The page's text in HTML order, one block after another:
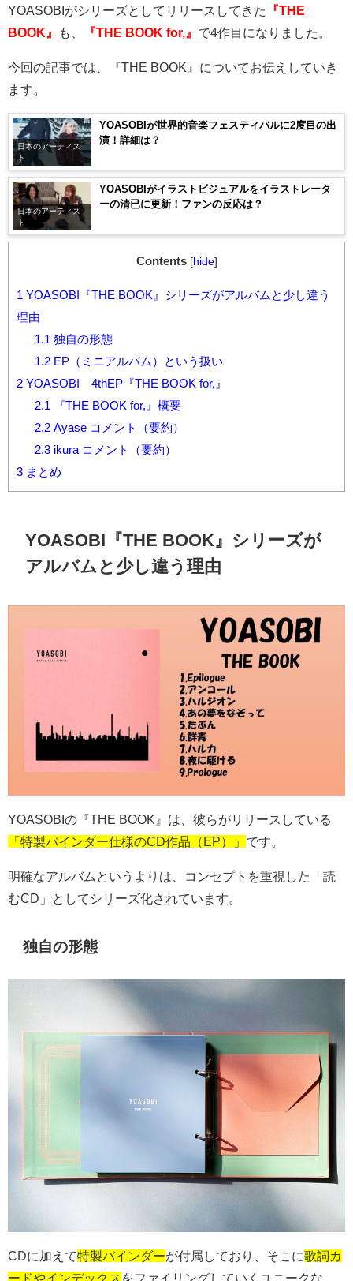
YOASOBIがシリーズとしてリリースしてきた
『THE
BOOK』
も、 『THE BOOK for,』 で4作目になりました。
今回の記事では、『THE BOOK』についてお伝えしていき
ます。
日本のアーティス
ト
YOASOBIが世界的音楽フェスティバルに2度目の出
演！詳細は？
日本のアーティス
ト
YOASOBIがイラストビジュアルをイラストレータ
ーの清已に更新！ファンの反応は？
Contents [hide]
1 YOASOBI『THE BOOK』シリーズがアルバムと少し違う
理由
1.1 独自の形態
1.2EP（ミニアルバム）という扱い
2 YOASOBI 4thEP『THE BOOK for,』
2.1 『THE BOOK for,』概要
2.2Ayase コメント（要約）
2.3ikura コメント（要約）
3 まとめ
YOASOBI 『THE BOOK 』シリーズが
アルバムと少し違う理由
YOASOBI の『THE BOOK 』は、彼らがリリースしている
「特製バインダー仕様のCD作品（EP）」 です。
明確なアルバムというよりは、コンセプトを重視した「読
むCD 」としてシリーズ化されています。
独自の形態
CDに加えて特製バインダーが付属しており、そこに歌詞カ
ードやインデックス をファイリングしていくユニークな